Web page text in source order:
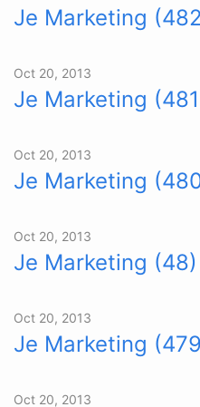
Je Marketing
Oct 20, 2013
Je Marketing
Oct 20, 2013
Je Marketing
Oct 20, 2013
Je Marketing (48)
Oct 20, 2013
Je Marketing
Oct 20, 2013